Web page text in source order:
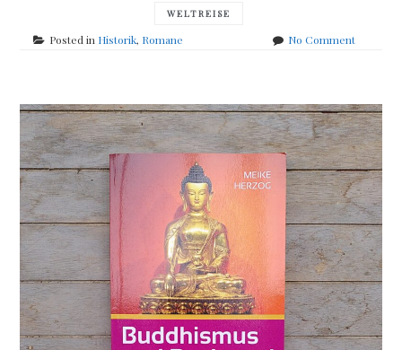
WELTREISE
Posted in Historik, Romane No Commenton
Sirius